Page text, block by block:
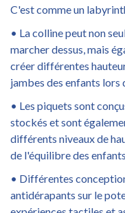
C'est comme un
• La colline peut non
marcher dessus, mais
créer différentes
jambes des enfants lors
• Les piquets sont
stockés et sont
différents niveaux de
de l'équilibre des
• Différentes
antidérapants sur le